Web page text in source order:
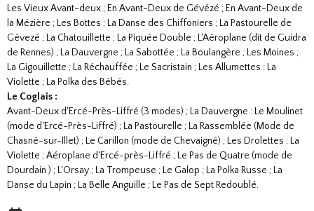
Les Vieux Avant-deux ; En Avant-Deux de Gévézé ; En Avant-Deux de
la Mézière ; Les Bottes ; La Danse des Chiffoniers ; La Pastourelle de
Gévezé ; La Chatouillette ; La Piquée Double ; L'Aéroplane (dit de Guidra
de Rennes) ; La Dauvergne ; La Sabottée ; La Boulangère ; Les Moines ;
La Gigouillette ; La Réchauffée ; Le Sacristain ; Les Allumettes : La
Violette ; La Polka des Bébés.
Le Coglais :
Avant-Deux d'Ercé-Près-Liffré (3 modes) ; La Dauvergne : Le Moulinet
(mode d'Ercé-Près-Liffré) ; La Pastourelle ; La Rassemblée (Mode de
Chasné-sur-Illet) ; Le Carillon (mode de Chevaigné) ; Les Drolettes : La
Violette ; Aéroplane d'Ercé-près-Liffré ; Le Pas de Quatre (mode de
Dourdain ) ; L'Orsay ; La Trompeuse ; Le Galop ; La Polka Russe ; La
Danse du Lapin ; La Belle Anguille ; Le Pas de Sept Redoublé.